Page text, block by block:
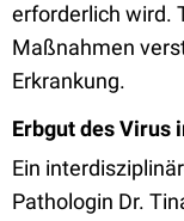
erforderlich wird.
Maßnahmen
Erkrankung.
Erbgut des Virus
Ein
Pathologin Dr.